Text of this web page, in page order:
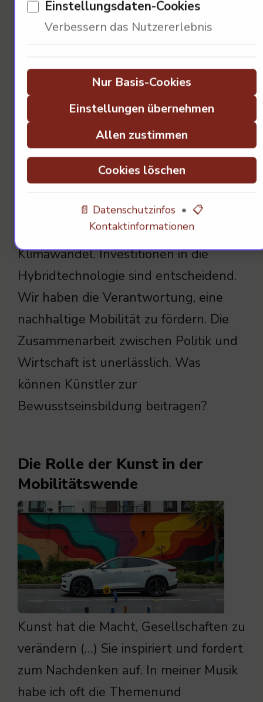
Politische Strategien zur
Wir müssen klare Richtlinien schaffen.
80% der Bürger fordern von
derMaßnahmen gegen den
Klimawandel. Investitionen in die
Hybridtechnologie sind entscheidend.
Wir haben die Verantwortung, eine
nachhaltige Mobilität zu fördern. Die
Zusammenarbeit zwischen Politik und
Wirtschaft ist unerlässlich. Was
können Künstler zur
Bewusstseinsbildung beitragen?
Die Rolle der Kunst in der
Mobilitätswende
Kunst hat die Macht, Gesellschaften zu
verändern (…) Sie inspiriert und fordert
zum Nachdenken auf. In meiner Musik
habe ich oft die Themenund
Einstellungsdaten-Cookies
Verbessern das Nutzererlebnis
Nur Basis-Cookies
Einstellungen übernehmen
Allen zustimmen
Cookies löschen
📄 Datenschutzinfos • 📋
Kontaktinformationen